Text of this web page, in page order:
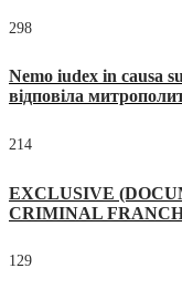
298
Nemo iudex in causa
відповіла
214
EXCLUSIVE
CRIMINAL
129